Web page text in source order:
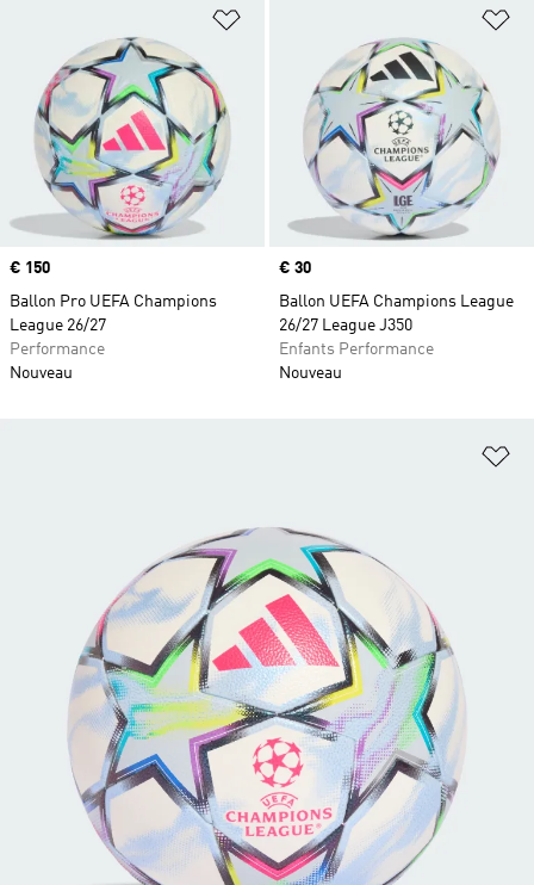
Ajouter à la Liste de produits
Prix
€ 150
Ballon Pro UEFA Champions
League 26/27
Performance
Nouveau
Prix
€ 30
Ballon UEFA Champions League
26/27 League J350
Enfants Performance
Nouveau